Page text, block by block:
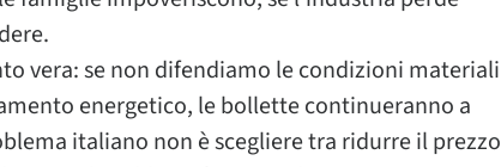
vera: se non difendiamo le condizioni materiali
energetico, le bollette continueranno a
italiano non è scegliere tra ridurre il prezzo